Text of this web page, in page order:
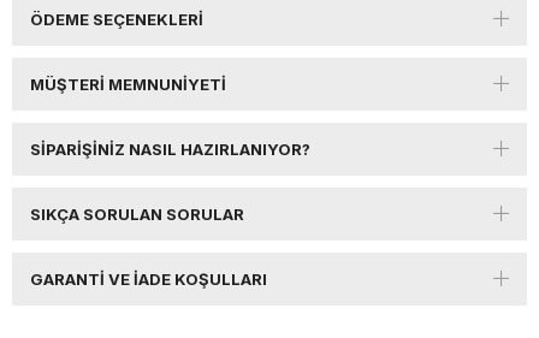
ÖDEME SEÇENEKLERI
MÜŞTERI MEMNUNIYETI
SIPARIŞINIZ NASIL HAZIRLANIYOR?
SIKÇA SORULAN SORULAR
GARANTI VE İADE KOŞULLARI